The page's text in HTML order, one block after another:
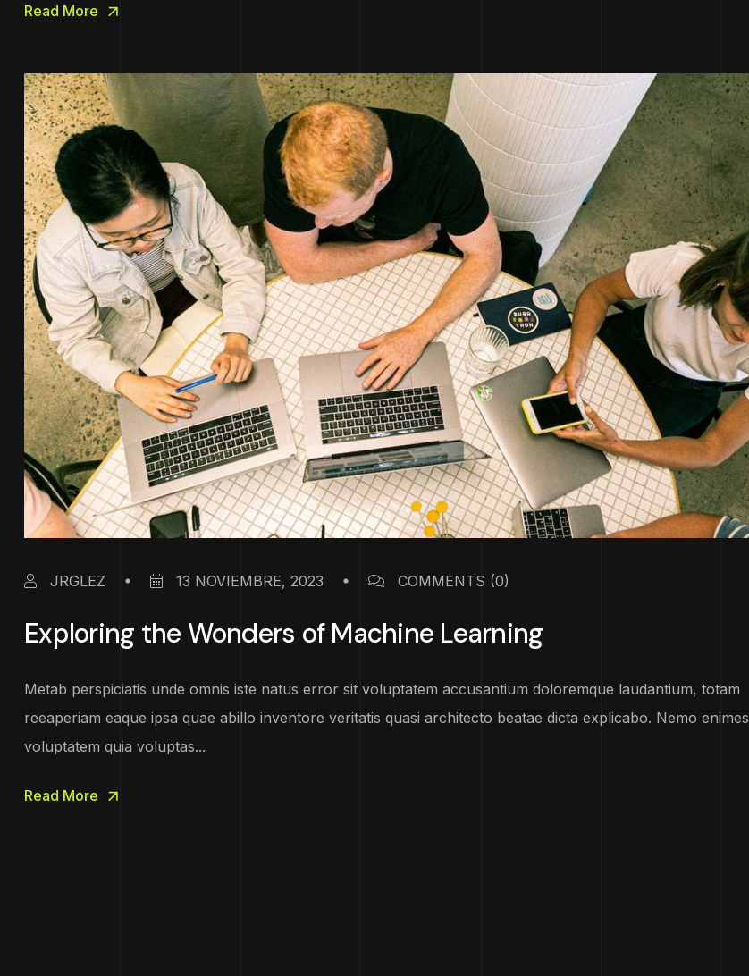
Read More
JRGLEZ 13 NOVIEMBRE, 2023 COMMENTS (0)
Exploring the Wonders of Machine Learning
Metab perspiciatis unde omnis iste natus error sit voluptatem accusantium doloremque laudantium, totam
reeaperiam eaque ipsa quae abillo inventore veritatis quasi architecto beatae dicta explicabo. Nemo enimes
voluptatem quia voluptas...
Read More